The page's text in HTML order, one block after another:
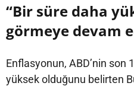
“Bir süre daha
görmeye devam
Enflasyonun, ABD’nin son
yüksek olduğunu belirten